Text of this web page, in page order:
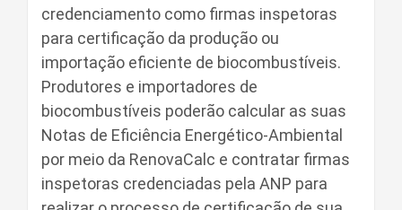
credenciamento como firmas inspetoras
para certificação da produção ou
importação eficiente de biocombustíveis.
Produtores e importadores de
biocombustíveis poderão calcular as suas
Notas de Eficiência Energético-Ambiental
por meio da RenovaCalc e contratar firmas
inspetoras credenciadas pela ANP para